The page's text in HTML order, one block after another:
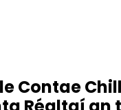
Contae